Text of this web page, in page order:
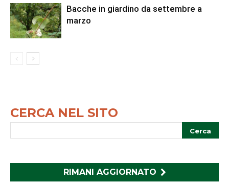
Bacche in giardino da settembre a
marzo
CERCA NEL SITO
RIMANI AGGIORNATO